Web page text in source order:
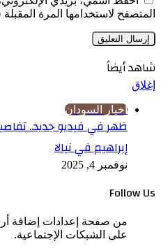
المتصفح لاستخدامها المرة
شاهد أيضاً
إغلاق
اخبار السودان
ظهر في فيديو جديد..
إبراهيم في نيالا
نوفمبر 4, 2025
Follow Us
من صفحة إعدادات إضافة
على الشبكات الإجتماعية.